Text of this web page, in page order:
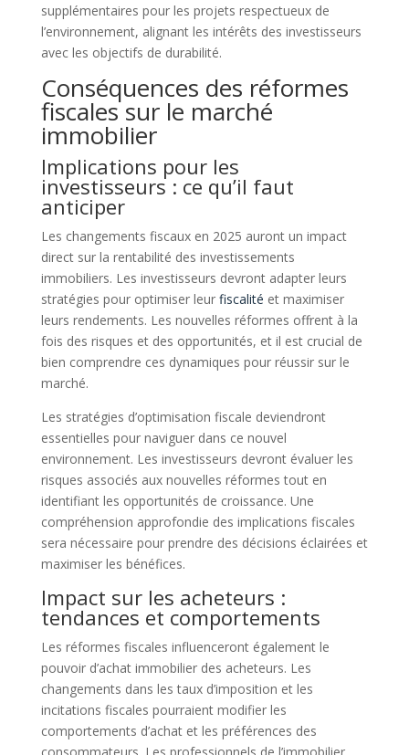
supplémentaires pour les projets respectueux de
l’environnement, alignant les intérêts des investisseurs
avec les objectifs de durabilité.
Conséquences des réformes
fiscales sur le marché
immobilier
Implications pour les
investisseurs : ce qu’il faut
anticiper
Les changements fiscaux en 2025 auront un impact
direct sur la rentabilité des investissements
immobiliers. Les investisseurs devront adapter leurs
stratégies pour optimiser leur fiscalité et maximiser
leurs rendements. Les nouvelles réformes offrent à la
fois des risques et des opportunités, et il est crucial de
bien comprendre ces dynamiques pour réussir sur le
marché.
Les stratégies d’optimisation fiscale deviendront
essentielles pour naviguer dans ce nouvel
environnement. Les investisseurs devront évaluer les
risques associés aux nouvelles réformes tout en
identifiant les opportunités de croissance. Une
compréhension approfondie des implications fiscales
sera nécessaire pour prendre des décisions éclairées et
maximiser les bénéfices.
Impact sur les acheteurs :
tendances et comportements
Les réformes fiscales influenceront également le
pouvoir d’achat immobilier des acheteurs. Les
changements dans les taux d’imposition et les
incitations fiscales pourraient modifier les
comportements d’achat et les préférences des
consommateurs. Les professionnels de l’immobilier